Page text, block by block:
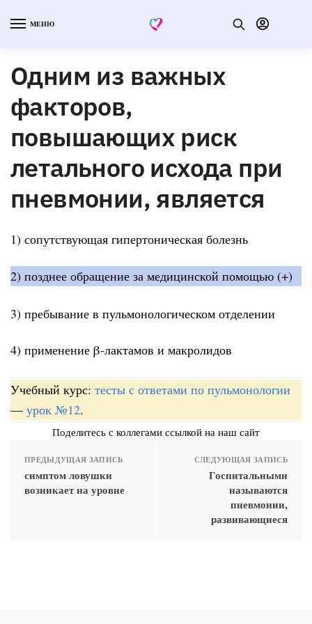
МЕНЮ
Одним из важных
факторов,
повышающих риск
летального исхода при
пневмонии, является
1) сопутствующая гипертоническая болезнь
2) позднее обращение за медицинской помощью (+)
3) пребывание в пульмонологическом отделении
4) применение β-лактамов и макролидов
Учебный курс: тесты с ответами по пульмонологии
— урок №12.
Поделитесь с коллегами ссылкой на наш сайт
ПРЕДЫДУЩАЯ ЗАПИСЬ
симптом ловушки
возникает на уровне
СЛЕДУЮЩАЯ ЗАПИСЬ
Госпитальными
называются
пневмонии,
развивающиеся